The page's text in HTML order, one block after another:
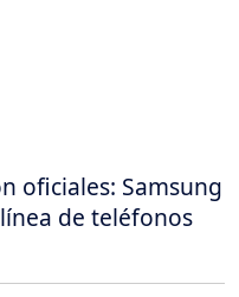
oficiales: Samsung
de teléfonos